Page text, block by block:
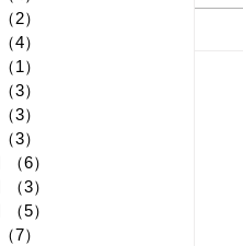
れいわ・山本太郎が代表辞
任 日本第一党・桜井誠と似
たような引退劇
（2）
（4）
（1）
（3）
（3）
（3）
（6）
（3）
（5）
（7）